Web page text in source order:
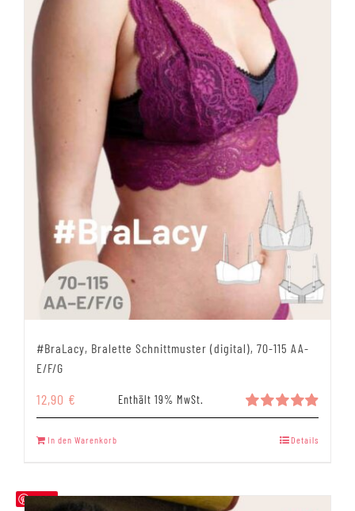
#BraLacy, Bralette Schnittmuster (digital), 70-115 AA-
E/F/G
Bewertet
4.93
12,90 € Enthält 19% MwSt.
In den Warenkorb Details
Save